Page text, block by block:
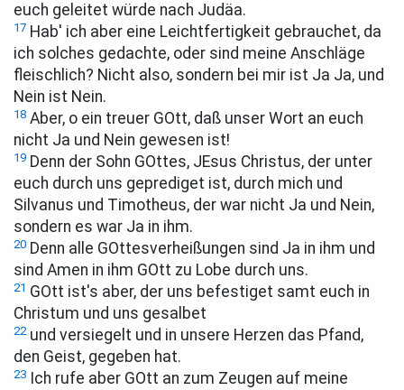
euch geleitet würde nach Judäa.
17 Hab' ich aber eine Leichtfertigkeit gebrauchet, da
ich solches gedachte, oder sind meine Anschläge
fleischlich? Nicht also, sondern bei mir ist Ja Ja, und
Nein ist Nein.
18 Aber, o ein treuer GOtt, daß unser Wort an euch
nicht Ja und Nein gewesen ist!
19 Denn der Sohn GOttes, JEsus Christus, der unter
euch durch uns geprediget ist, durch mich und
Silvanus und Timotheus, der war nicht Ja und Nein,
sondern es war Ja in ihm.
20 Denn alle GOttesverheißungen sind Ja in ihm und
sind Amen in ihm GOtt zu Lobe durch uns.
21 GOtt ist's aber, der uns befestiget samt euch in
Christum und uns gesalbet
22und versiegelt und in unsere Herzen das Pfand,
den Geist, gegeben hat.
23
Ich rufe aber GOtt an zum Zeugen auf meine